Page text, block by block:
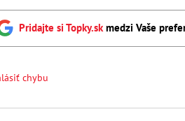
Pridajte si Topky.skmedzi Vaše
chybu